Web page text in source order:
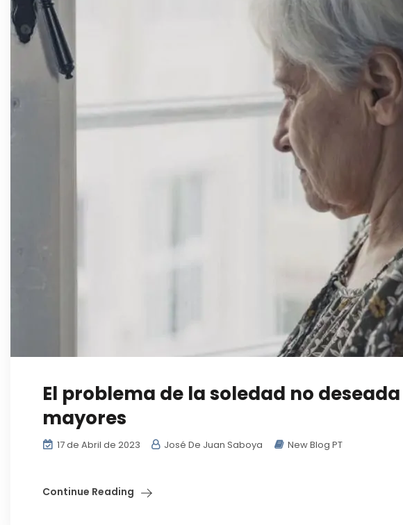
El problema de la soledad no
mayores
17 de Abril de 2023 José De Juan Saboya New Blog PT
Continue Reading